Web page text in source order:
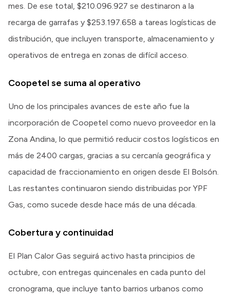
mes. De ese total, $210.096.927 se destinaron a la
recarga de garrafas y $253.197.658 a tareas logísticas de
distribución, que incluyen transporte, almacenamiento y
operativos de entrega en zonas de difícil acceso.
Coopetel se suma al operativo
Uno de los principales avances de este año fue la
incorporación de Coopetel como nuevo proveedor en la
Zona Andina, lo que permitió reducir costos logísticos en
más de 2400 cargas, gracias a su cercanía geográfica y
capacidad de fraccionamiento en origen desde El Bolsón.
Las restantes continuaron siendo distribuidas por YPF
Gas, como sucede desde hace más de una década.
Cobertura y continuidad
El Plan Calor Gas seguirá activo hasta principios de
octubre, con entregas quincenales en cada punto del
cronograma, que incluye tanto barrios urbanos como